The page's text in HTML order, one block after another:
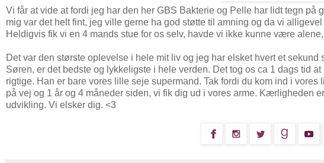
Vi får at vide at fordi jeg har den her GBS Bakterie og Pelle har lidt tegn
mig var det helt fint, jeg ville gerne ha god støtte til amning og da vi
Heldigvis fik vi en 4 mands stue for os selv, havde vi ikke kunne være
Det var den største oplevelse i hele mit liv og jeg har elsket hvert et sekund
Søren, er det bedste og lykkeligste i hele verden. Det tog os ca 1 dags tid
rigtige. Han er bare vores lille seje supermand. Tak fordi du kom ind i
på vej og 1 år og 4 måneder siden, vi fik dig ud i vores arme. Kærligheden
udvikling. Vi elsker dig. <3